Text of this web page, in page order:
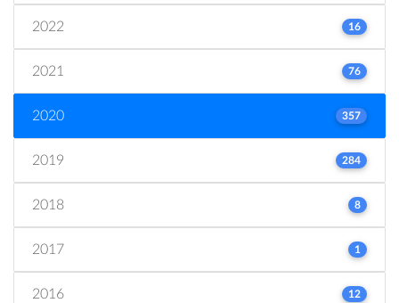
2022 16
2021 76
2020 357
2019 284
2018 8
2017 1
2016 12